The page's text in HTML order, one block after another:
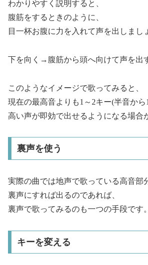
わかりやすく説明すると、
腹筋をするときのように、
目一杯お腹に力を入れて声を出しまし
下を向く→腹筋から頭へ向けて声を出
このようなイメージで歌ってみると、
現在の最高音よりも1～2キー(半音から
高い声が即効で出せるようになる場合
裏声を使う
実際の曲では地声で歌っている高音部
裏声にすれば出るのであれば、
裏声で歌ってみるのも一つの手段です。
キーを変える